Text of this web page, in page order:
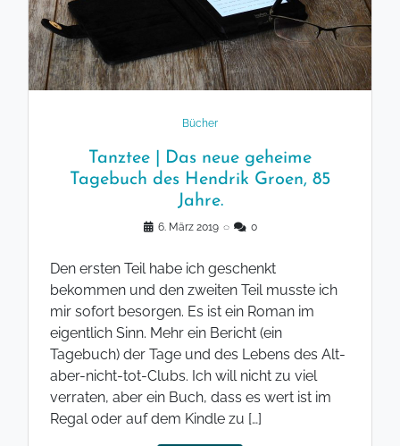
Bücher
Tanztee | Das neue geheime
Tagebuch des Hendrik Groen, 85
Jahre.
6. März 2019 ◌ 0
Den ersten Teil habe ich geschenkt
bekommen und den zweiten Teil musste ich
mir sofort besorgen. Es ist ein Roman im
eigentlich Sinn. Mehr ein Bericht (ein
Tagebuch) der Tage und des Lebens des Alt-
aber-nicht-tot-Clubs. Ich will nicht zu viel
verraten, aber ein Buch, dass es wert ist im
Regal oder auf dem Kindle zu […]